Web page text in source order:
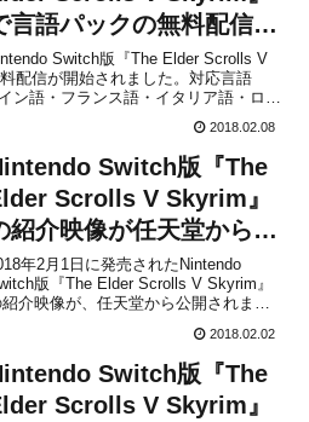
言語パックの無料配信が
始！Switch版『The Elder Scrolls V
配信が開始されました。対応言語
ン語・フランス語・イタリア語・ロシ
2018.02.08
Switch版『The
Scrolls V Skyrim』
紹介映像が任天堂から公
！年2月1日に発売されたNintendo
版『The Elder Scrolls V Skyrim』
介映像が、任天堂から公開されまし
ています。興味はあるけどどんなゲー
かいまいち分からない。という人には
ッタリなので、ぜ...
2018.02.02
Switch版『The
Scrolls V Skyrim』